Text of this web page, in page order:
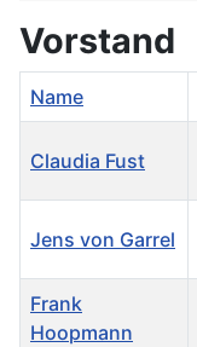
Vorstand
Name
Claudia Fust
Jens von Garrel
Frank
Hoopmann